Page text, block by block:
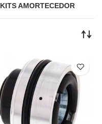
KITS AMORTECEDOR